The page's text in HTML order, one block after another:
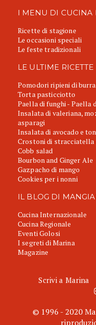
I MENU DI CUCINA
Ricette di stagione
Le occasioni speciali
Le feste tradizionali
LE ULTIME RICETTE
Pomodori ripieni di
Torta pasticciotto
Paella di funghi - Paella
Insalata di valeriana,
asparagi
Insalata di avocado e
Crostoni di stracciatella
Cobb salad
Bourbon and Ginger Ale
Gazpacho di mango
Cookies per i nonni
IL BLOG DI
Cucina Internazionale
Cucina Regionale
Eventi Golosi
I segreti di Marina
Magazine
Scrivi a Marina
© 1996 - 2020